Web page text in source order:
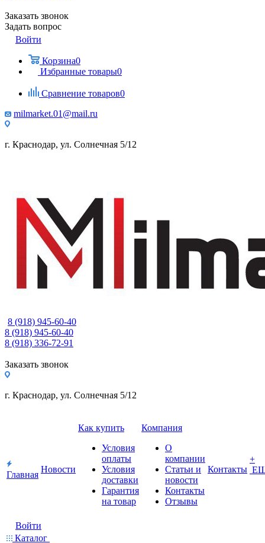
Заказать звонок
Задать вопрос
Войти
Корзина0
Избранные товары0
Сравнение товаров0
milmarket.01@mail.ru
г. Краснодар, ул. Солнечная 5/12
8 (918) 945-60-40
8 (918) 945-60-40
8 (918) 336-72-91
Заказать звонок
г. Краснодар, ул. Солнечная 5/12
Главная
Новости
Как купить
Условия
оплаты
Условия
доставки
Гарантия
на товар
Компания
О
компании
Статьи и
новости
Контакты
Отзывы
Контакты
+
Войти
Каталог